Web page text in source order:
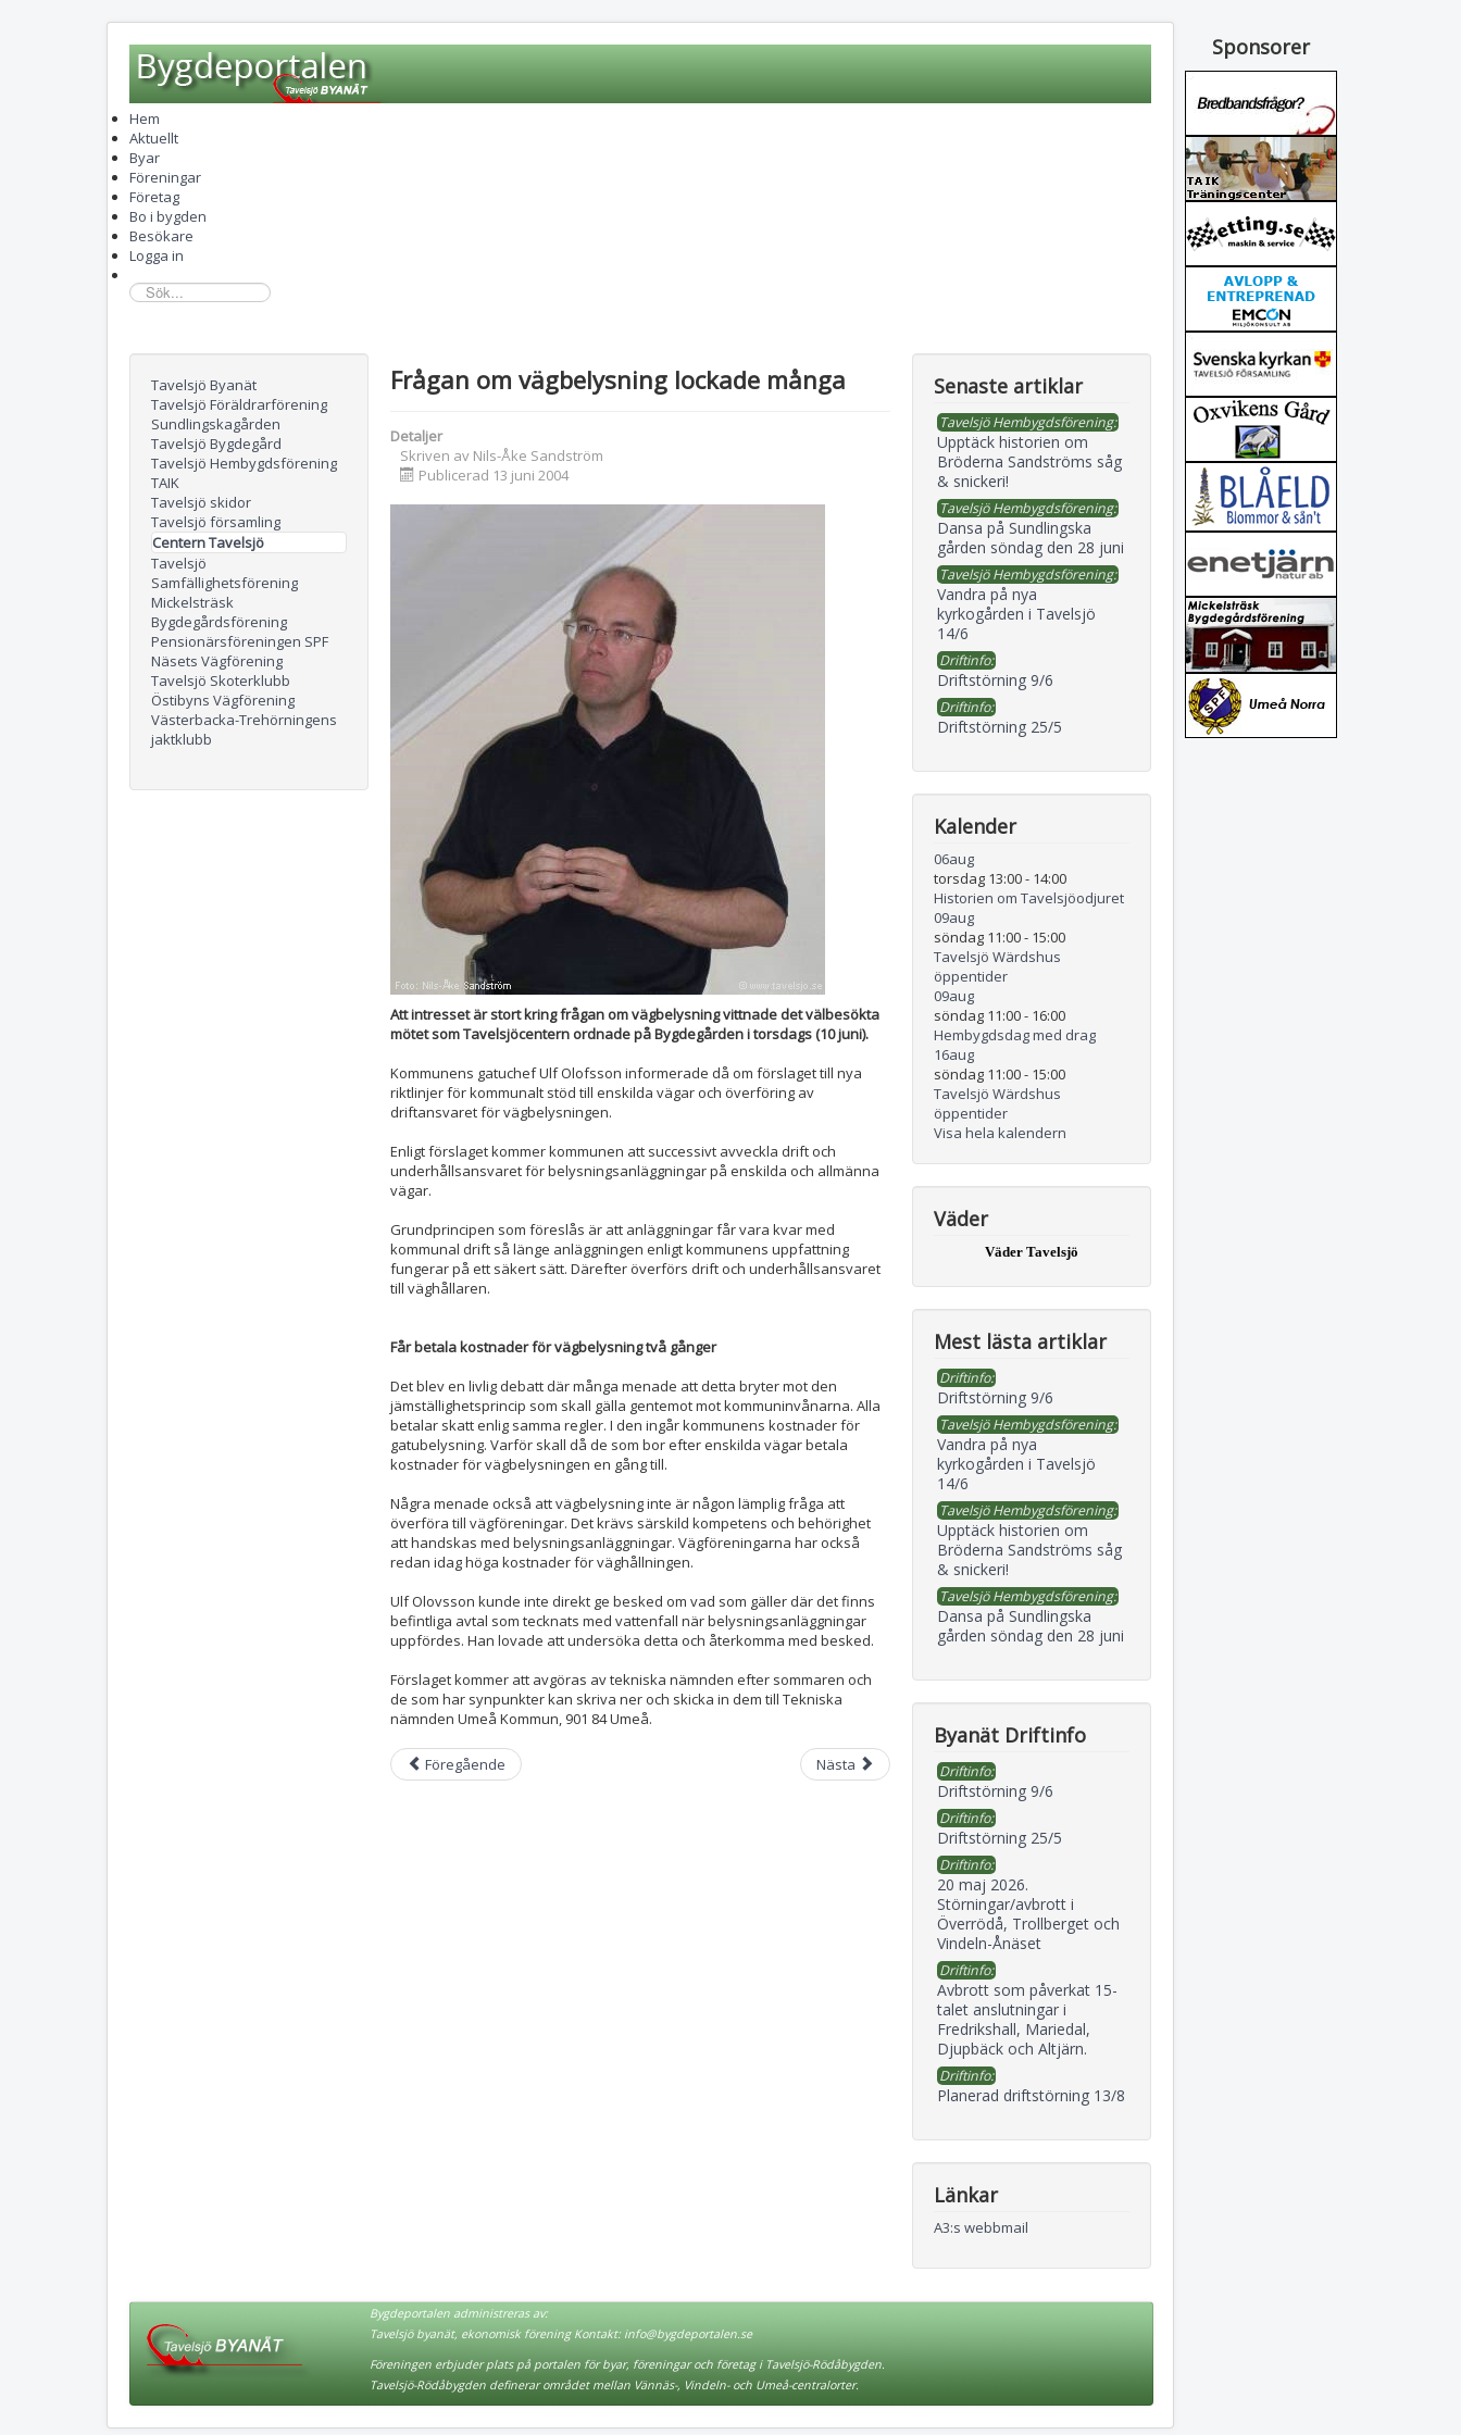
Hem
Aktuellt
Byar
Föreningar
Företag
Bo i bygden
Besökare
Logga in
sök...
Tavelsjö Byanät
Tavelsjö Föräldrarförening
Sundlingskagården
Tavelsjö Bygdegård
Tavelsjö Hembygdsförening
TAIK
Tavelsjö skidor
Tavelsjö församling
Centern Tavelsjö
Tavelsjö
Samfällighetsförening
Mickelsträsk
Bygdegårdsförening
Pensionärsföreningen SPF
Näsets Vägförening
Tavelsjö Skoterklubb
Östibyns Vägförening
Västerbacka-Trehörningens
jaktklubb
Frågan om vägbelysning lockade många
Detaljer
Skriven av Nils-Åke Sandström
Publicerad 13 juni 2004
Att intresset är stort kring frågan om vägbelysning vittnade det välbesökta
mötet som Tavelsjöcentern ordnade på Bygdegården i torsdags (10 juni).
Kommunens gatuchef Ulf Olofsson informerade då om förslaget till nya
riktlinjer för kommunalt stöd till enskilda vägar och överföring av
driftansvaret för vägbelysningen.
Enligt förslaget kommer kommunen att successivt avveckla drift och
underhållsansvaret för belysningsanläggningar på enskilda och allmänna
vägar.
Grundprincipen som föreslås är att anläggningar får vara kvar med
kommunal drift så länge anläggningen enligt kommunens uppfattning
fungerar på ett säkert sätt. Därefter överförs drift och underhållsansvaret
till väghållaren.
Får betala kostnader för vägbelysning två gånger
Det blev en livlig debatt där många menade att detta bryter mot den
jämställighetsprincip som skall gälla gentemot mot kommuninvånarna. Alla
betalar skatt enlig samma regler. I den ingår kommunens kostnader för
gatubelysning. Varför skall då de som bor efter enskilda vägar betala
kostnader för vägbelysningen en gång till.
Några menade också att vägbelysning inte är någon lämplig fråga att
överföra till vägföreningar. Det krävs särskild kompetens och behörighet
att handskas med belysningsanläggningar. Vägföreningarna har också
redan idag höga kostnader för väghållningen.
Ulf Olovsson kunde inte direkt ge besked om vad som gäller där det finns
befintliga avtal som tecknats med vattenfall när belysningsanläggningar
uppfördes. Han lovade att undersöka detta och återkomma med besked.
Förslaget kommer att avgöras av tekniska nämnden efter sommaren och
de som har synpunkter kan skriva ner och skicka in dem till Tekniska
nämnden Umeå Kommun, 901 84 Umeå.
Föregående Nästa
Senaste artiklar
Tavelsjö Hembygdsförening:
Upptäck historien om
Bröderna Sandströms såg
& snickeri!
Tavelsjö Hembygdsförening:
Dansa på Sundlingska
gården söndag den 28 juni
Tavelsjö Hembygdsförening:
Vandra på nya
kyrkogården i Tavelsjö
14/6
Driftinfo:
Driftstörning 9/6
Driftinfo:
Driftstörning 25/5
Kalender
06aug
torsdag 13:00- 14:00
Historien om Tavelsjöodjuret
09aug
söndag 11:00- 15:00
Tavelsjö Wärdshus
öppentider
09aug
söndag 11:00- 16:00
Hembygdsdag med drag
16aug
söndag 11:00- 15:00
Tavelsjö Wärdshus
öppentider
Visa hela kalendern
Väder
Väder Tavelsjö
Mest lästa artiklar
Driftinfo:
Driftstörning 9/6
Tavelsjö Hembygdsförening:
Vandra på nya
kyrkogården i Tavelsjö
14/6
Tavelsjö Hembygdsförening:
Upptäck historien om
Bröderna Sandströms såg
& snickeri!
Tavelsjö Hembygdsförening:
Dansa på Sundlingska
gården söndag den 28 juni
Byanät Driftinfo
Driftinfo:
Driftstörning 9/6
Driftinfo:
Driftstörning 25/5
Driftinfo:
20 maj 2026.
Störningar/avbrott i
Överrödå, Trollberget och
Vindeln-Ånäset
Driftinfo:
Avbrott som påverkat 15-
talet anslutningar i
Fredrikshall, Mariedal,
Djupbäck och Altjärn.
Driftinfo:
Planerad driftstörning 13/8
Länkar
A3:s webbmail
Bygdeportalen administreras av:
Tavelsjö byanät, ekonomisk förening Kontakt: info@bygdeportalen.se
Föreningen erbjuder plats på portalen för byar, föreningar och företag i Tavelsjö-Rödåbygden.
Tavelsjö-Rödåbygden definerar området mellan Vännäs-, Vindeln- och Umeå-centralorter.
Sponsorer